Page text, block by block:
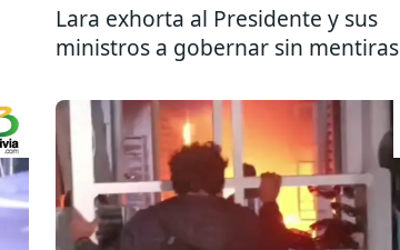
Lara exhorta al Presidente y sus
ministros a gobernar sin mentiras